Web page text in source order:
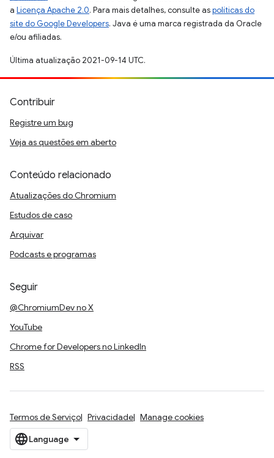
a Licença Apache 2.0. Para mais detalhes, consulte aspolíticas do
site do Google Developers. Java é uma marca registrada da Oracle
e/ou afiliadas.
Última atualização 2021-09-14 UTC.
Contribuir
Registre um bug
Veja as questões em aberto
Conteúdo relacionado
Atualizações do Chromium
Estudos de caso
Arquivar
Podcasts e programas
Seguir
@ChromiumDev no X
YouTube
Chrome for Developers no LinkedIn
RSS
Termos de Serviço Privacidade Manage cookies